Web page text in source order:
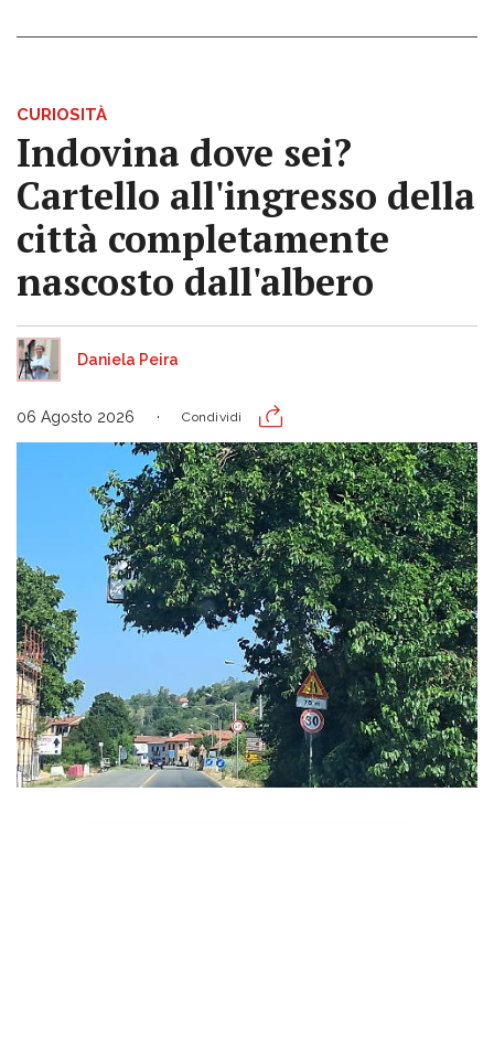
CURIOSITÀ
Indovina dove sei?
Cartello all'ingresso della
città completamente
nascosto dall'albero
Daniela Peira
06 Agosto 2026 Condividi